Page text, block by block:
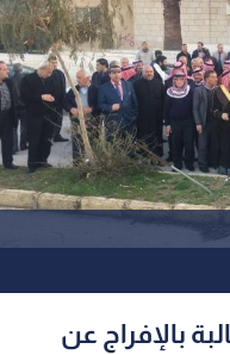
بالإفراج عن